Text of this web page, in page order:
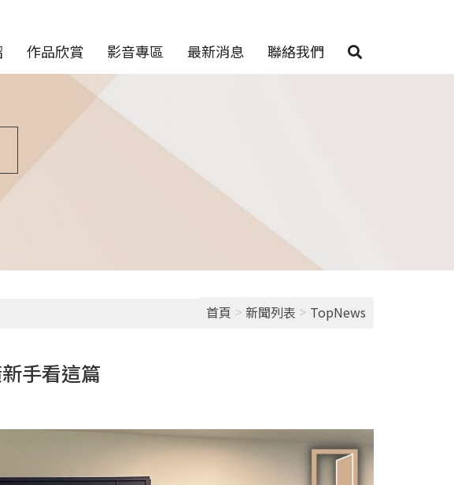
作品欣賞 影音專區 最新消息 聯絡我們
首頁 > 新聞列表 > TopNews
手看這篇